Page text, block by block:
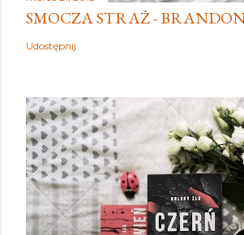
SMOCZA STRAŻ -
Udostępnij